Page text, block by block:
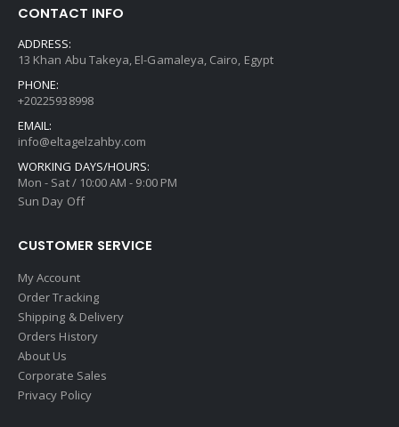
CONTACT INFO
ADDRESS:
13 Khan Abu Takeya, El-Gamaleya, Cairo, Egypt
PHONE:
+20225938998
EMAIL:
info@eltagelzahby.com
WORKING DAYS/HOURS:
Mon - Sat / 10:00 AM - 9:00 PM
Sun Day Off
CUSTOMER SERVICE
My Account
Order Tracking
Shipping & Delivery
Orders History
About Us
Corporate Sales
Privacy Policy